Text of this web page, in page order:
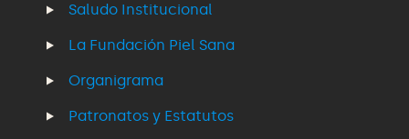
Saludo Institucional
La Fundación Piel Sana
Organigrama
Patronatos y Estatutos